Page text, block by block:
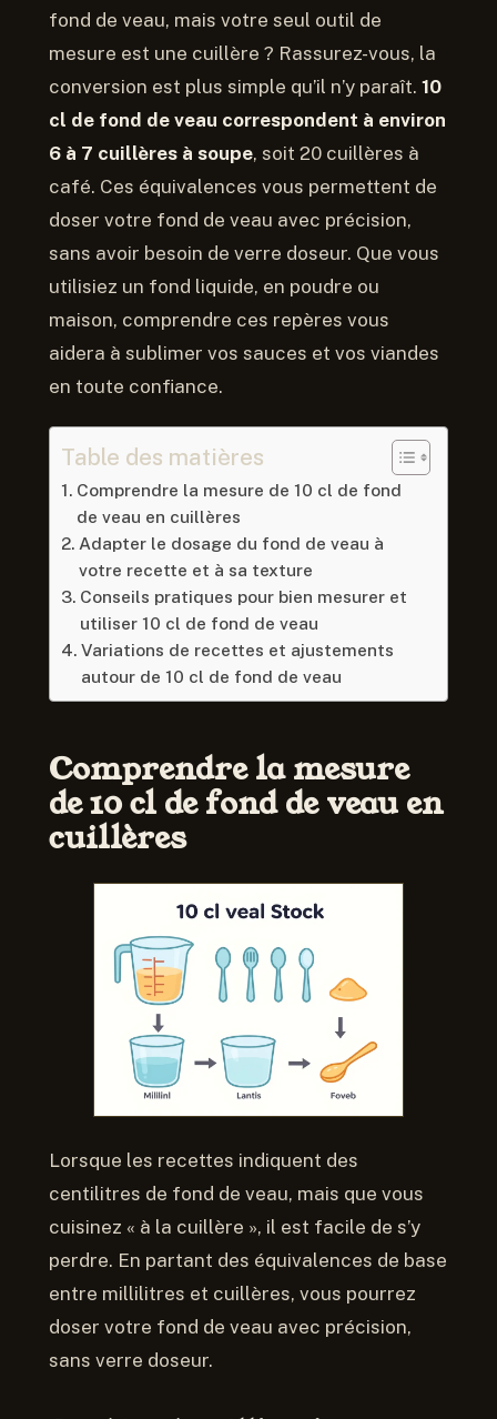
fond de veau, mais votre seul outil de
mesure est une cuillère ? Rassurez-vous, la
conversion est plus simple qu’il n’y paraît. 10
cl de fond de veau correspondent à environ
6 à 7 cuillères à soupe, soit 20 cuillères à
café. Ces équivalences vous permettent de
doser votre fond de veau avec précision,
sans avoir besoin de verre doseur. Que vous
utilisiez un fond liquide, en poudre ou
maison, comprendre ces repères vous
aidera à sublimer vos sauces et vos viandes
en toute confiance.
Table des matières
Comprendre la mesure de 10 cl de fond
de veau en cuillères
Adapter le dosage du fond de veau à
votre recette et à sa texture
Conseils pratiques pour bien mesurer et
utiliser 10 cl de fond de veau
Variations de recettes et ajustements
autour de 10 cl de fond de veau
Comprendre la mesure
de 10 cl de fond de veau en
cuillères
Lorsque les recettes indiquent des
centilitres de fond de veau, mais que vous
cuisinez « à la cuillère », il est facile de s’y
perdre. En partant des équivalences de base
entre millilitres et cuillères, vous pourrez
doser votre fond de veau avec précision,
sans verre doseur.